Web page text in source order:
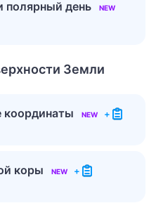
полярный день NEW
Земли
координаты NEW +
коры NEW +